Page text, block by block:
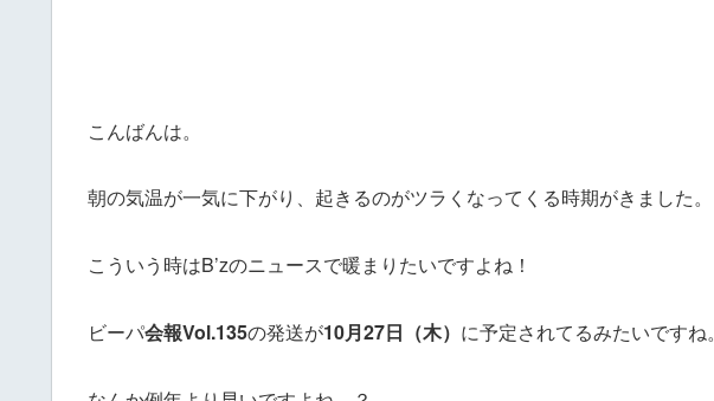
こんばんは。
朝の気温が一気に下がり、起きるのがツラくなってくる時期がきました。
こういう時はB’zのニュースで暖まりたいですよね！
ビーパ会報Vol.135の発送が10月27日（木） に予定されてるみたいですね。